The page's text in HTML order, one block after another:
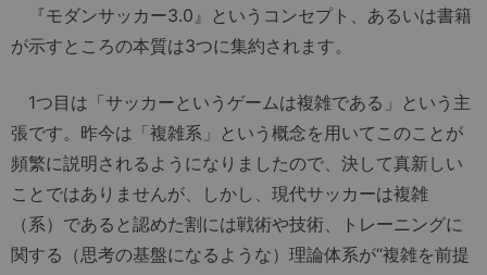
『モダンサッカー3.0』というコンセプト、あるいは書籍
が示すところの本質は3つに集約されます。
1つ目は「サッカーというゲームは複雑である」という主
張です。昨今は「複雑系」という概念を用いてこのことが
頻繁に説明されるようになりましたので、決して真新しい
ことではありませんが、しかし、現代サッカーは複雑
（系）であると認めた割には戦術や技術、トレーニングに
関する（思考の基盤になるような）理論体系が“複雑を前提